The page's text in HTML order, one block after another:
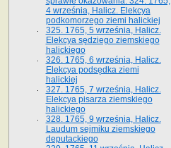
4 września, Halicz. Elekcya
podkomorzego ziemi halickiej
325. 1765, 5 września, Halicz.
Elekcya sędziego ziemskiego
halickiego
326. 1765, 6 września, Halicz.
Elekcya podsędka ziemi
halickiej
327. 1765, 7 września, Halicz.
Elekcya pisarza ziemskiego
halickiego
328. 1765, 9 września, Halicz.
Laudum sejmiku ziemskiego
deputackiego